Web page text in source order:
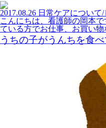
2017.08.26 日常ケアについて/
こんにちは、看護師の岡本
ている方でお仕事、お買い
うちの子がうんちを食